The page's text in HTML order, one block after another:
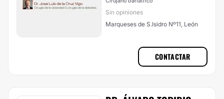
Sin opiniones
Marqueses de S.Isidro Nº11, León
CONTACTAR